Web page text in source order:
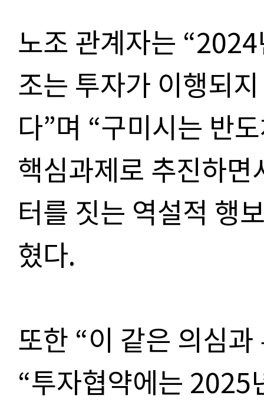
노조 관계자는
조는 투자가 이행되
다”며 “구미시는 반
핵심과제로 추진하
터를 짓는 역설적 행
혔다.
또한 “이 같은 의심
“투자협약에는 2025